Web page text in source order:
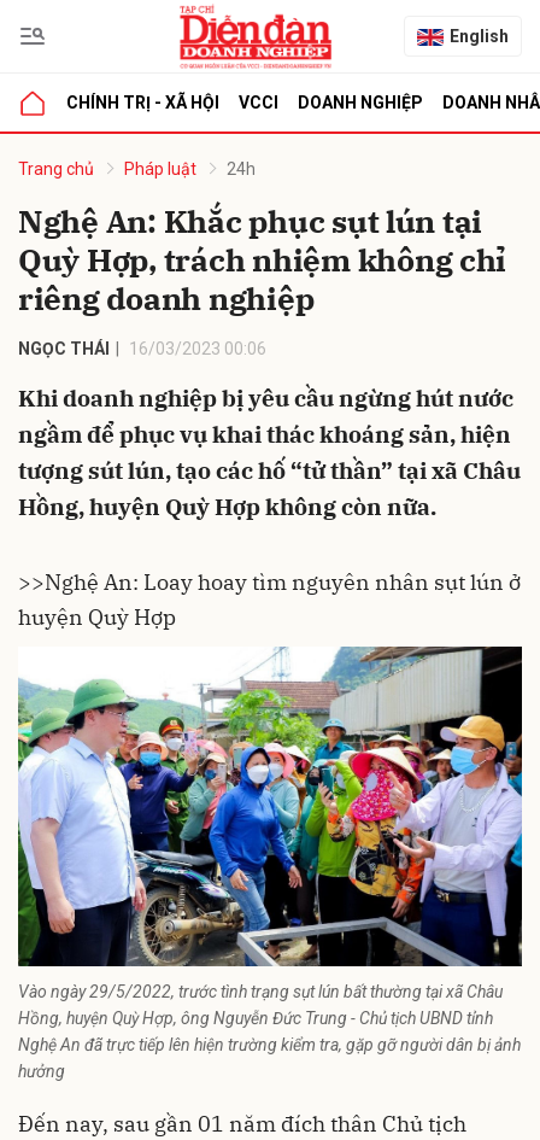
English
CHÍNH TRỊ - XÃ HỘI VCCI DOANH NGHIỆP DOANH
Trang chủ Pháp luật 24h
Nghệ An: Khắc phục sụt lún tại
Quỳ Hợp, trách nhiệm không chỉ
riêng doanh nghiệp
NGỌC THÁI 16/03/2023 00:06
Khi doanh nghiệp bị yêu cầu ngừng hút nước
ngầm để phục vụ khai thác khoáng sản, hiện
tượng sút lún, tạo các hố “tử thần” tại xã Châu
Hồng, huyện Quỳ Hợp không còn nữa.
>>Nghệ An: Loay hoay tìm nguyên nhân sụt lún ở
huyện Quỳ Hợp
Vào ngày 29/5/2022, trước tình trạng sụt lún bất thường tại xã Châu
Hồng, huyện Quỳ Hợp, ông Nguyễn Đức Trung - Chủ tịch UBND tỉnh
Nghệ An đã trực tiếp lên hiện trường kiểm tra, gặp gỡ người dân bị ảnh
hưởng
Đến nay, sau gần 01 năm đích thân Chủ tịch
luận
Hủy